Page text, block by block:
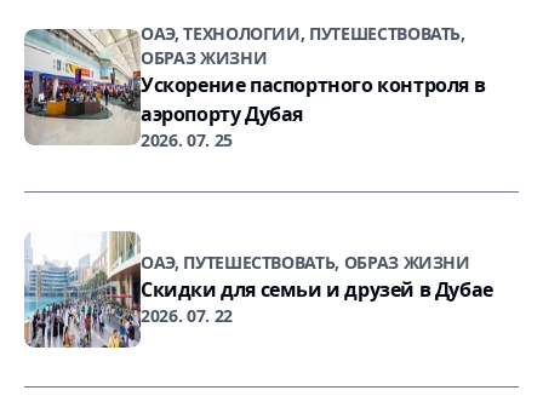
ОАЭ, ТЕХНОЛОГИИ, ПУТЕШЕСТВОВАТЬ,
ОБРАЗ ЖИЗНИ
Ускорение паспортного контроля в
аэропорту Дубая
2026. 07. 25
ОАЭ, ПУТЕШЕСТВОВАТЬ, ОБРАЗ ЖИЗНИ
Скидки для семьи и друзей в Дубае
2026. 07. 22